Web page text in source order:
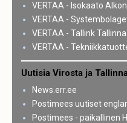
VERTAA - Isokaato
VERTAA -
VERTAA - Tallink
VERTAA -
Uutisia Virosta ja
News.err.ee
Postimees uutiset
Postimees - paikallinen